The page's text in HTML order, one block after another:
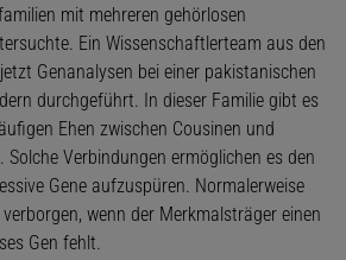
mit mehreren gehörlosen
Ein Wissenschaftlerteam aus den
Genanalysen bei einer pakistanischen
durchgeführt. In dieser Familie gibt es
Ehen zwischen Cousinen und
Solche Verbindungen ermöglichen es den
Gene aufzuspüren. Normalerweise
wenn der Merkmalsträger einen
Gen fehlt.